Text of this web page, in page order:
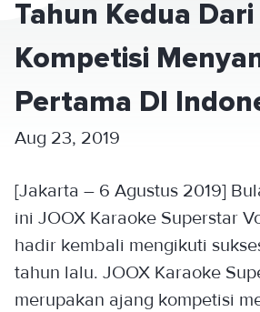
Tahun Kedua Dari
Kompetisi
Pertama DI
Aug 23, 2019
[Jakarta – 6 Agustus 2019]
ini JOOX Karaoke Superstar
hadir kembali mengikuti
tahun lalu. JOOX Karaoke
merupakan ajang kompetisi